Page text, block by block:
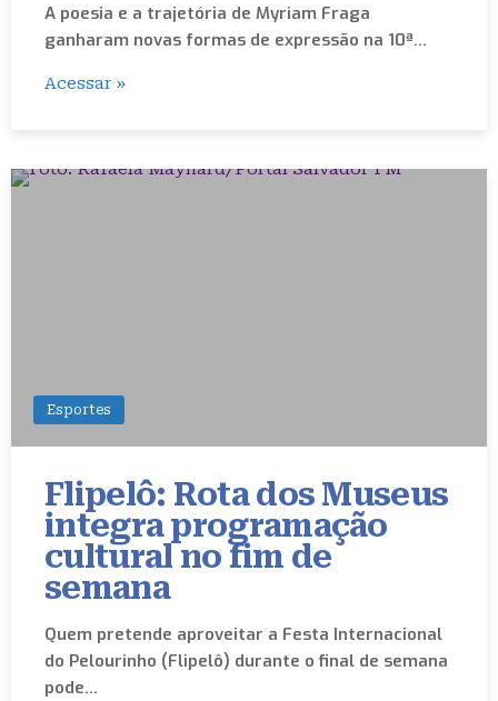
A poesia e a trajetória de Myriam Fraga
ganharam novas formas de expressão na 10ª…
Acessar »
Esportes
Flipelô: Rota dos Museus
integra programação
cultural no fim de
semana
Quem pretende aproveitar a Festa Internacional
do Pelourinho (Flipelô) durante o final de semana
pode…